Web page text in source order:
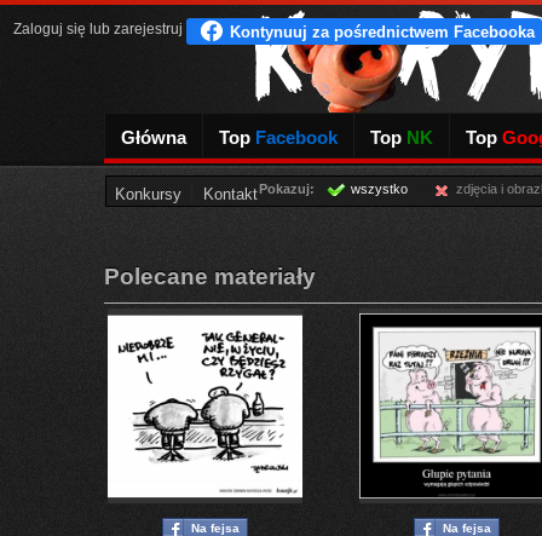
Główna Top Facebook Top NK Top
Konkursy Kontakt
Zaloguj się lub zarejestruj
Pokazuj: wszystko zdjęcia i
Polecane materiały
Na fejsa Na fejsa